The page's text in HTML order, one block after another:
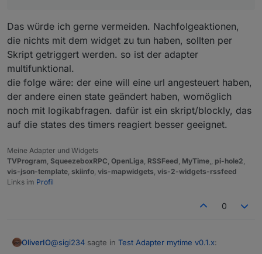
und jetzt nen Wunsch ...
wäre es möglich in den Settings eine URL eintragen zu
können die am Ende des Timers aufgerufen wird ?
Ich mache die Sprachausgabe über die Sonos API, mit
Blockly, könnte ich mir sparen wenn es ein
Feld gäbe. Ich kann allerdings den Aufwand nicht
Gruß Bernd
Das würde ich gerne vermeiden. Nachfolgeaktionen,
die nichts mit dem widget zu tun haben, sollten per
Skript getriggert werden. so ist der adapter
multifunktional.
die folge wäre: der eine will eine url angesteuert haben,
der andere einen state geändert haben, womöglich
noch mit logikabfragen. dafür ist ein skript/blockly, das
auf die states des timers reagiert besser geeignet.
Meine Adapter und Widgets
TVProgram SqueezeboxRPC OpenLiga RSSFeed MyTime pi-hole2
vis-json-template skiinfo vis-mapwidgets vis-2-widgets-rssfeed
Links im Profil
0
OliverIO@sigi234 sagte in Test Adapter mytime v0.1.x: